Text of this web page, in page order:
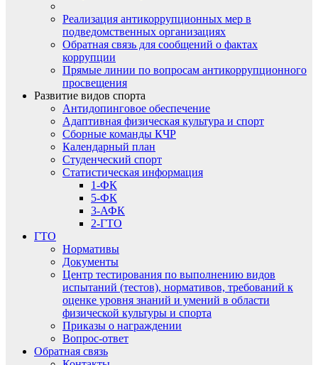
Реализация антикоррупционных мер в
подведомственных организациях
Обратная связь для сообщений о фактах
коррупции
Прямые линии по вопросам антикоррупционного
просвещения
Развитие видов спорта
Антидопинговое обеспечение
Адаптивная физическая культура и спорт
Сборные команды КЧР
Календарный план
Студенческий спорт
Статистическая информация
1-ФК
5-ФК
3-АФК
2-ГТО
ГТО
Нормативы
Документы
Центр тестирования по выполнению видов
испытаний (тестов), нормативов, требований к
оценке уровня знаний и умений в области
физической культуры и спорта
Приказы о награждении
Вопрос-ответ
Обратная связь